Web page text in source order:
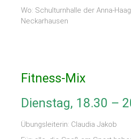
Wo: Schulturnhalle der Anna-
Neckarhausen
Fitness-Mix
Dienstag, 18.30 –
Übungsleiterin: Claudia Jakob